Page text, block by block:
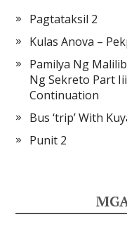
Pagtataksil 2
Kulas Anova –
Pamilya Ng
Ng Sekreto Part
Continuation
Bus ‘trip’ With
Punit 2